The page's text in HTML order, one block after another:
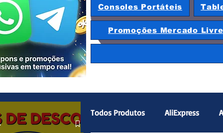
Consoles Portáteis
Promoções Mercado Livre
Todos Produtos AliExpress